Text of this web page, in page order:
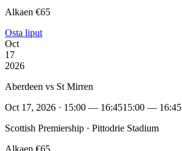
Alkaen €65
Osta liput
Oct
17
2026
Aberdeen vs St Mirren
Oct 17, 2026 · 15:00 — 16:4515:00 — 16:45
Scottish Premiership · Pittodrie Stadium
Alkaen €65